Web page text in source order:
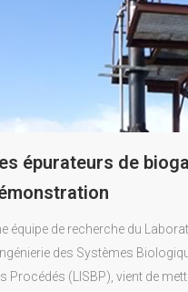
épurateurs de
équipe de recherche du
des Systèmes
Procédés (LISBP), vient de